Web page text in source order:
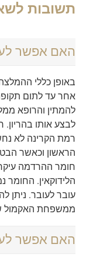
תשובות
האם אפשר
באופן כללי
אחר עד לתום
להמתין והרופא
לבצע אותו בהריון.
רמת הקרינה לא
הראשון וכאשר
חומר ההרדמה
הלידוקאין. החומר
עובר לעובר. ניתן
ממשפחת האקמול
האם אפשר